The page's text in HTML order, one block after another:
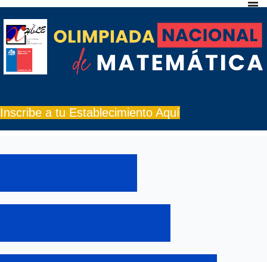
Inscribe a tu Establecimiento Aquí